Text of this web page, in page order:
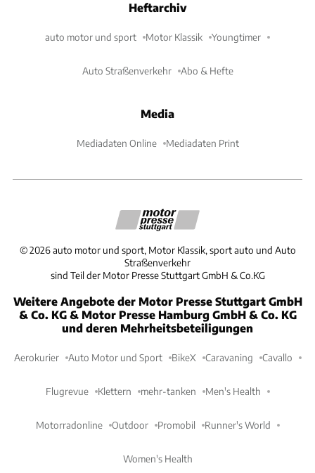
Heftarchiv
auto motor und sport Motor Klassik Youngtimer
Auto Straßenverkehr Abo & Hefte
Media
Mediadaten Online Mediadaten Print
©2026 auto motor und sport, Motor Klassik, sport auto und Auto
Straßenverkehr
sind Teil der Motor Presse Stuttgart GmbH & Co.KG
Weitere Angebote der Motor Presse Stuttgart GmbH
& Co. KG & Motor Presse Hamburg GmbH & Co. KG
und deren Mehrheitsbeteiligungen
Aerokurier Auto Motor und Sport BikeX Caravaning Cavallo
Flugrevue Klettern mehr-tanken Men's Health
Motorradonline Outdoor Promobil Runner's World
Women's Health